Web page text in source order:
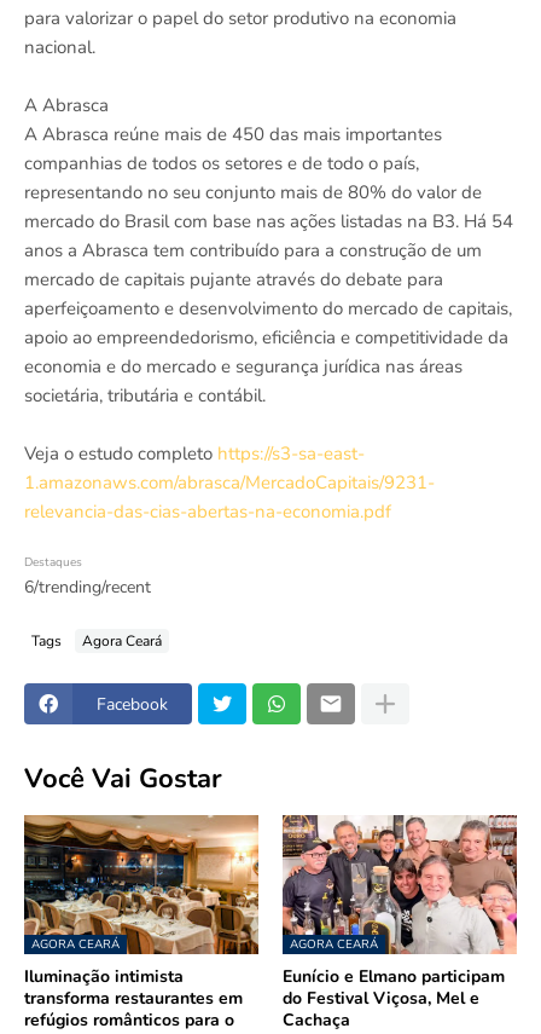
para valorizar o papel do setor produtivo na economia
nacional.
A Abrasca
A Abrasca reúne mais de 450 das mais importantes
companhias de todos os setores e de todo o país,
representando no seu conjunto mais de 80% do valor de
mercado do Brasil com base nas ações listadas na B3. Há 54
anos a Abrasca tem contribuído para a construção de um
mercado de capitais pujante através do debate para
aperfeiçoamento e desenvolvimento do mercado de capitais,
apoio ao empreendedorismo, eficiência e competitividade da
economia e do mercado e segurança jurídica nas áreas
societária, tributária e contábil.
Veja o estudo completo https://s3-sa-east-
1.amazonaws.com/abrasca/MercadoCapitais/9231-
relevancia-das-cias-abertas-na-economia.pdf
Destaques
6/trending/recent
Tags Agora Ceará
Facebook
Você Vai Gostar
AGORA CEARÁ
Iluminação intimista
transforma restaurantes em
refúgios românticos para o
AGORA CEARÁ
Eunício e Elmano participam
do Festival Viçosa, Mel e
Cachaça